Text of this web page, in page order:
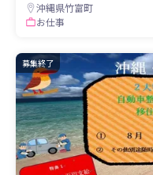
沖縄県竹富町
お仕事
募集終了